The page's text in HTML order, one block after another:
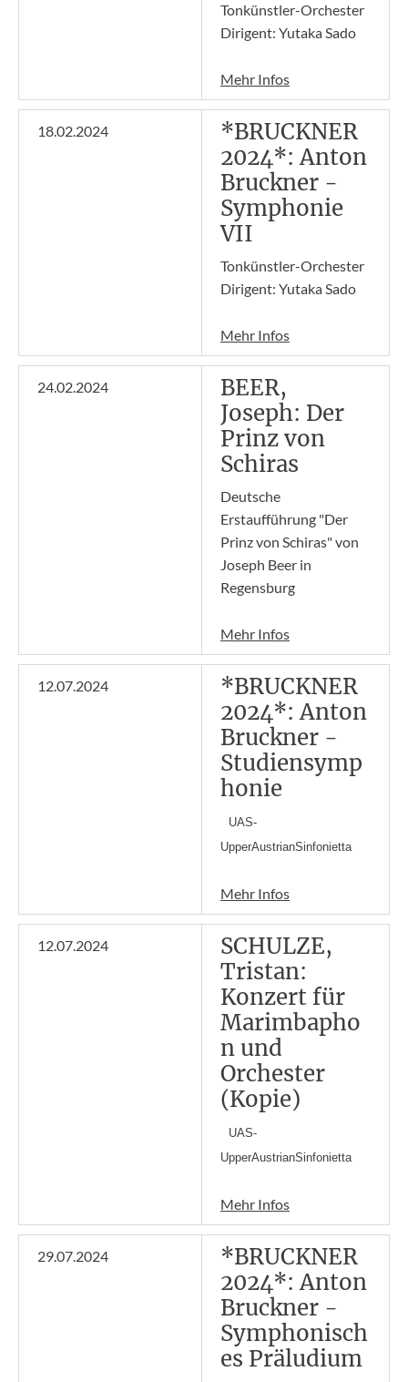
Tonkünstler-Orchester
Dirigent: Yutaka Sado
Mehr Infos
18.02.2024
*BRUCKNER
2024*: Anton
Bruckner -
Symphonie
VII
Tonkünstler-Orchester
Dirigent: Yutaka Sado
Mehr Infos
24.02.2024
BEER,
Joseph: Der
Prinz von
Schiras
Deutsche
Erstaufführung "Der
Prinz von Schiras" von
Joseph Beer in
Regensburg
Mehr Infos
12.07.2024
*BRUCKNER
2024*: Anton
Bruckner -
Studiensymp
honie
UAS-
UpperAustrianSinfonietta
Mehr Infos
12.07.2024
SCHULZE,
Tristan:
Konzert für
Marimbapho
n und
Orchester
(Kopie)
UAS-
UpperAustrianSinfonietta
Mehr Infos
29.07.2024
*BRUCKNER
2024*: Anton
Bruckner -
Symphonisch
es Präludium